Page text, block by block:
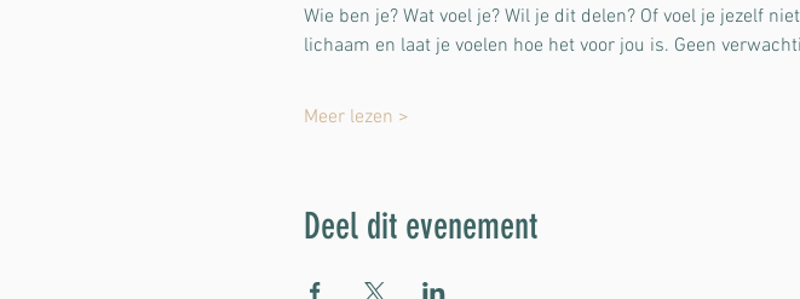
Wie ben je? Wat voel je? Wil je dit delen? Of voel je jezelf
lichaam en laat je voelen hoe het voor jou is. Geen
Meer lezen >
Deel dit evenement